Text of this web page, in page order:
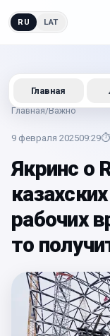
RU LAT
Главная/Важно
9 февраля 202509:29⏱
Якринс о
рабочих
то
Главная